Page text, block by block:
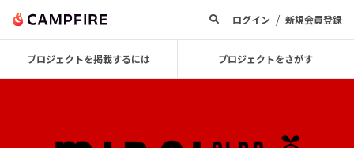
ログイン / 新規会員登録
プロジェクトを掲載するには プロジェクトをさがす